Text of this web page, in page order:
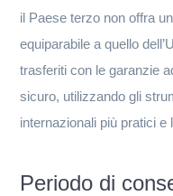
il Paese terzo non offra
equiparabile a quello
trasferiti con le garanzie
sicuro, utilizzando gli
internazionali più pratici
Periodo di